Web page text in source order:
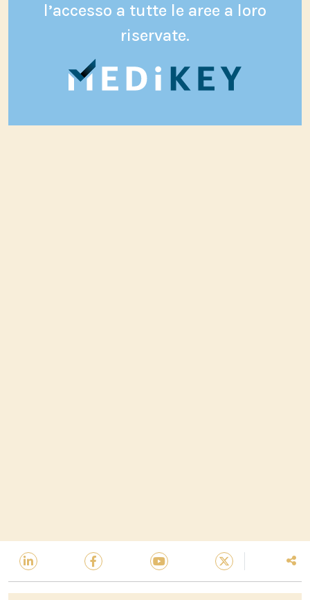
l’accesso a tutte le aree a loro
riservate.